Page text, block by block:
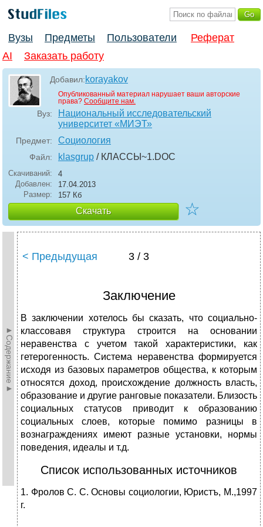
Вузы Предметы Пользователи
Реферат
AI
Заказать работу
Добавил:korayakov
Опубликованный материал нарушает ваши авторские
права? Сообщите нам.
Вуз:
Национальный исследовательский
университет «МИЭТ»
Предмет: Социология
Файл: klasgrup / КЛАССЫ~1.DOC
Скачиваний:
4
Добавлен:
17.04.2013
Размер:
157 Кб
Скачать ☆
►Содержание►
< Предыдущая 3 / 3
Заключение
В заключении хотелось бы сказать, что социально-
классовавя структура строится на основании
неравенства с учетом такой характеристики, как
гетерогенность. Система неравенства формируется
исходя из базовых параметров общества, к которым
относятся доход, происхождение должность власть,
образование и другие ранговые показатели. Близость
социальных статусов приводит к образованию
социальных слоев, которые помимо разницы в
вознаграждениях имеют разные установки, нормы
поведения, идеалы и т.д.
Список использованных источников
1. Фролов С. С. Основы социологии, Юристъ, М.,1997
г.